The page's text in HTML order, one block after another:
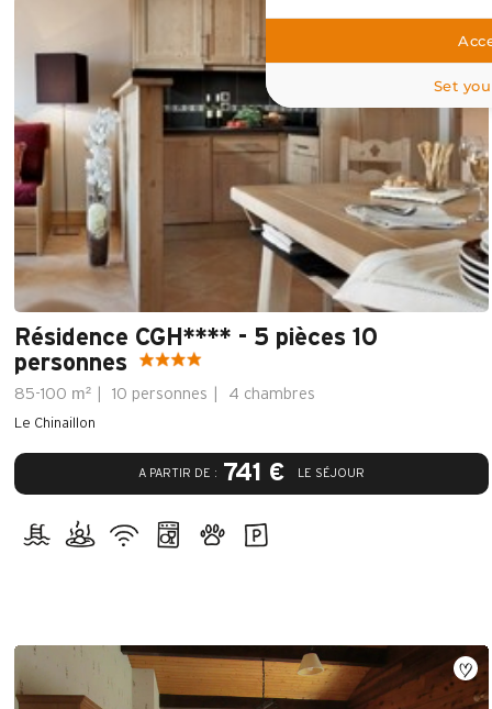
Résidence CGH**** - 5 pièces 10
personnes
85-100 m² 10 personnes 4 chambres
A PARTIR DE : 741 € LE SÉJOUR
Le Chinaillon
Set